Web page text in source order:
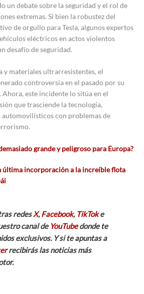
un debate sobre la seguridad y el rol de
extremas. Si bien la robustez del
de orgullo para Tesla, algunos expertos
eléctricos en actos violentos
desafío de seguridad.
y materiales ultrarresistentes, el
controversia en el pasado por su
este incidente lo sitúa en el
que trasciende la tecnología,
automovilísticos con problemas de
grande y peligroso para Europa?
última incorporación a la increíble flota
redesX,Facebook, TikToke
canal de YouTubedonde te
exclusivos. Y si te apuntas a
recibirás las noticias más